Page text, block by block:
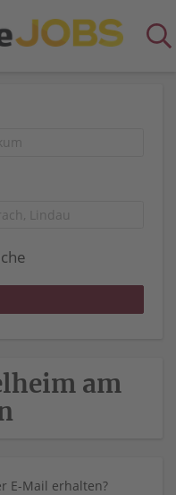
am
E-Mail erhalten?